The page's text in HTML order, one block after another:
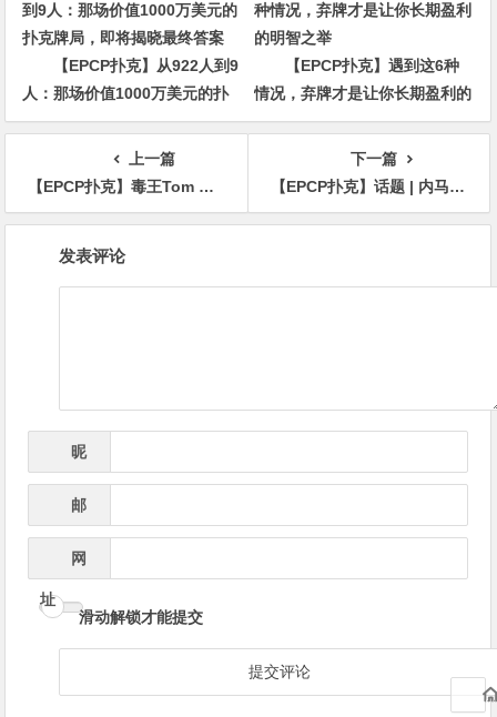
【EPCP扑克】从922人到9
人：那场价值1000万美元的扑
克牌局，即将揭晓最终答案
【EPCP扑克】遇到这6种
情况，弃牌才是让你长期盈利的
明智之举
上一篇
【EPCP扑克】毒王Tom Dwan即将参加HCL百万买入cash游戏
下一篇
【EPCP扑克】话题 | 内马尔在女儿生日派对上打牌有何不妥？
发表评论
昵
邮
网
址
滑动解锁才能提交